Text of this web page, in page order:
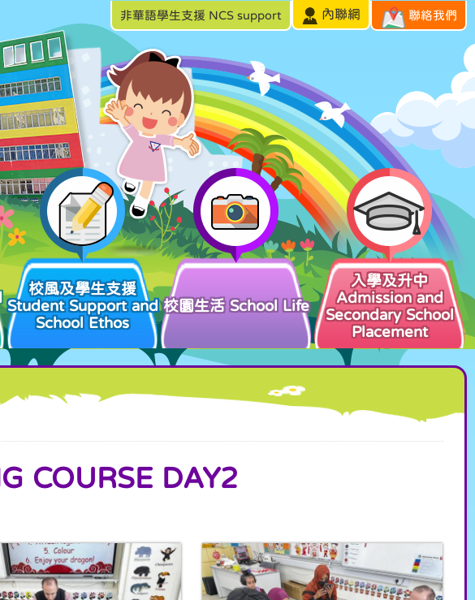
非華語學生支援 NCS support 內聯網 聯絡我們
校風及學生支援
Student Support and
School Ethos
校園生活 School Life
入學及升中
Admission and
Secondary School
Placement
COURSE DAY2